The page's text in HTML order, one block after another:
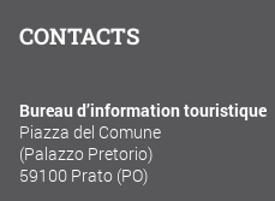
CONTACTS
Bureau d’information touristique
Piazza del Comune
(Palazzo Pretorio)
59100 Prato (PO)